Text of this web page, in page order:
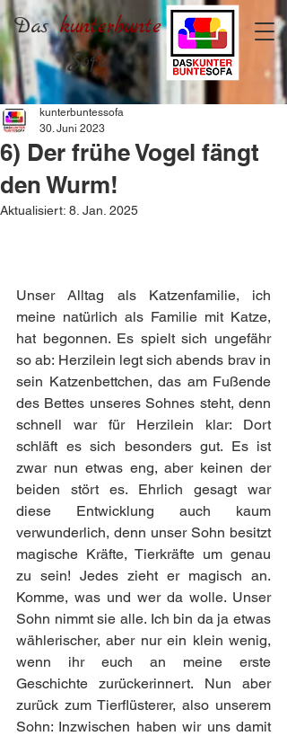
Daskunterbunte
Sofa
6) Der frühe Vogel fängt
den Wurm!
kunterbuntessofa
30. Juni 2023
Aktualisiert: 8. Jan. 2025
Unser Alltag als Katzenfamilie, ich
meine natürlich als Familie mit Katze,
hat begonnen. Es spielt sich ungefähr
so ab: Herzilein legt sich abends brav in
sein Katzenbettchen, das am Fußende
des Bettes unseres Sohnes steht, denn
schnell war für Herzilein klar: Dort
schläft es sich besonders gut. Es ist
zwar nun etwas eng, aber keinen der
beiden stört es. Ehrlich gesagt war
diese Entwicklung auch kaum
verwunderlich, denn unser Sohn besitzt
magische Kräfte, Tierkräfte um genau
zu sein! Jedes zieht er magisch an.
Komme, was und wer da wolle. Unser
Sohn nimmt sie alle. Ich bin da ja etwas
wählerischer, aber nur ein klein wenig,
wenn ihr euch an meine erste
Geschichte zurückerinnert. Nun aber
zurück zum Tierflüsterer, also unserem
Sohn: Inzwischen haben wir uns damit